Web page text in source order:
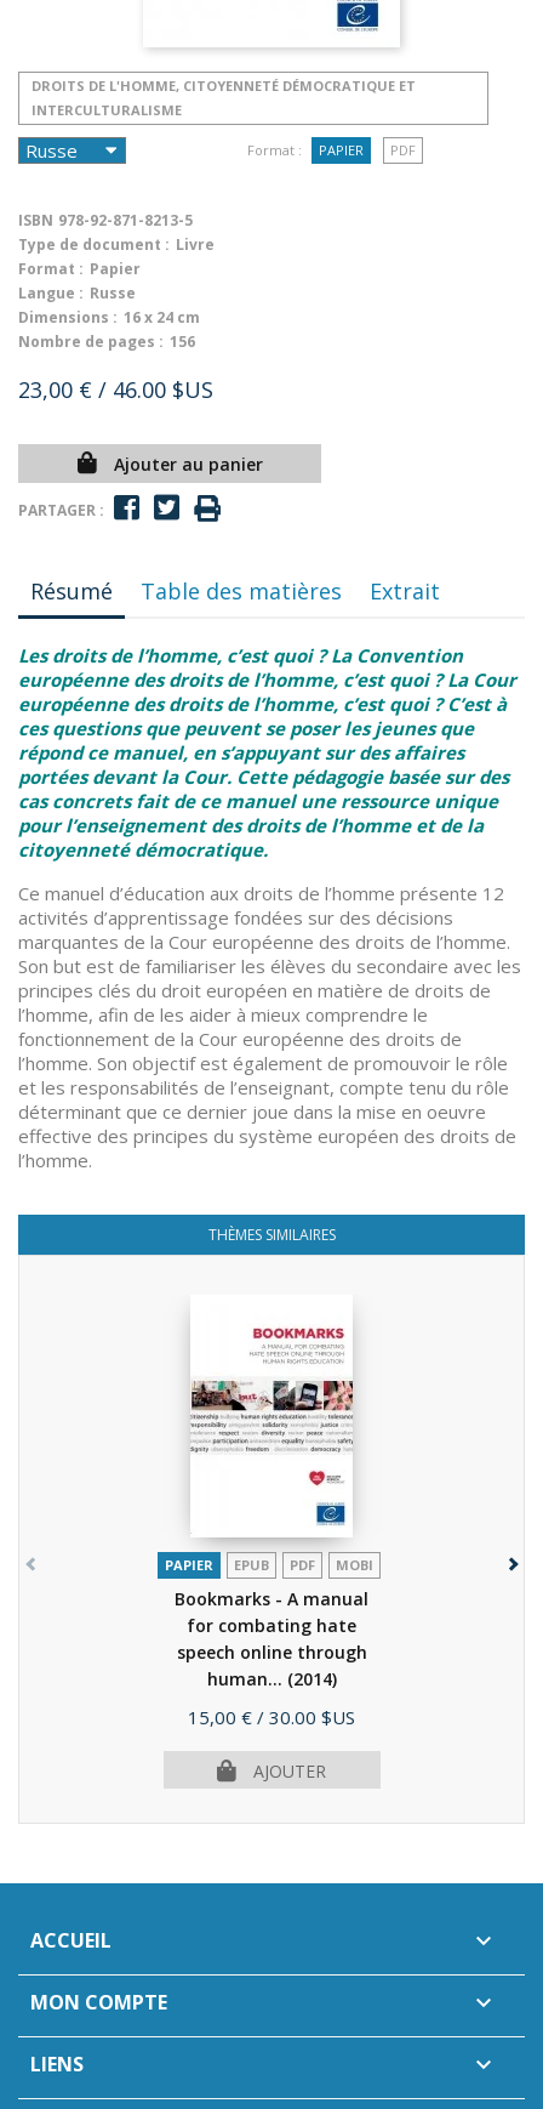
DROITS DE L'HOMME, CITOYENNETÉ DÉMOCRATIQUE ET
INTERCULTURALISME
Format : PAPIER PDF
ISBN 978-92-871-8213-5
Type de document : Livre
Format : Papier
Langue : Russe
Dimensions : 16 x 24 cm
Nombre de pages : 156
23,00 € / 46.00 $US
Ajouter au panier
PARTAGER :
Résumé Table des matières Extrait
Les droits de l’homme, c’est quoi ? La Convention
européenne des droits de l’homme, c’est quoi ? La Cour
européenne des droits de l’homme, c’est quoi ? C’est à
ces questions que peuvent se poser les jeunes que
répond ce manuel, en s’appuyant sur des affaires
portées devant la Cour. Cette pédagogie basée sur des
cas concrets fait de ce manuel une ressource unique
pour l’enseignement des droits de l’homme et de la
citoyenneté démocratique.
Ce manuel d’éducation aux droits de l’homme présente 12
activités d’apprentissage fondées sur des décisions
marquantes de la Cour européenne des droits de l’homme.
Son but est de familiariser les élèves du secondaire avec les
principes clés du droit européen en matière de droits de
l’homme, afin de les aider à mieux comprendre le
fonctionnement de la Cour européenne des droits de
l’homme. Son objectif est également de promouvoir le rôle
et les responsabilités de l’enseignant, compte tenu du rôle
déterminant que ce dernier joue dans la mise en oeuvre
effective des principes du système européen des droits de
l’homme.
THÈMES SIMILAIRES
PAPIER EPUB PDF MOBI
Bookmarks - A manual
for combating hate
speech online through
human... (2014)
Prix
15,00 € / 30.00 $US
AJOUTER
ACCUEIL 
MON COMPTE 
LIENS 